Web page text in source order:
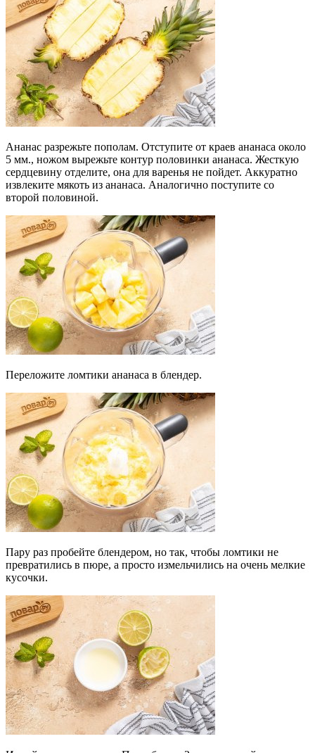
Ананас разрежьте пополам. Отступите от краев ананаса около
5 мм., ножом вырежьте контур половинки ананаса. Жесткую
сердцевину отделите, она для варенья не пойдет. Аккуратно
извлеките мякоть из ананаса. Аналогично поступите со
второй половиной.
Переложите ломтики ананаса в блендер.
Пару раз пробейте блендером, но так, чтобы ломтики не
превратились в пюре, а просто измельчились на очень мелкие
кусочки.